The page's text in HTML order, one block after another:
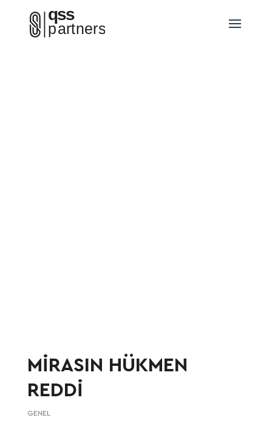
MİRASIN HÜKMEN
REDDİ
GENEL